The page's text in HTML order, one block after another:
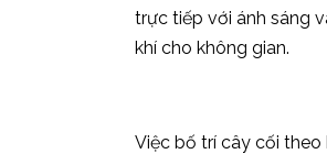
trực tiếp với ánh sáng
khí cho không gian.
Việc bố trí cây cối